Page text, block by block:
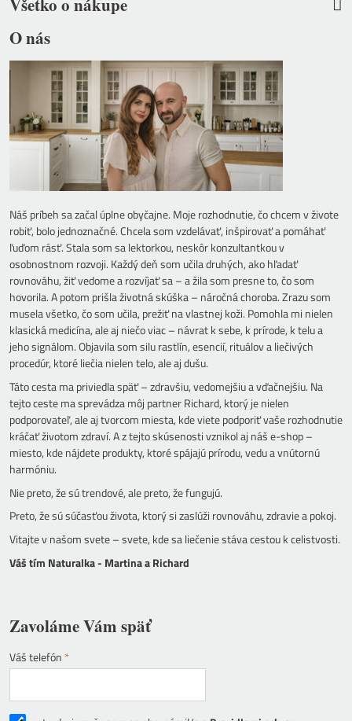
Všetko o nákupe
O nás
Náš príbeh sa začal úplne obyčajne. Moje rozhodnutie, čo chcem v živote
robiť, bolo jednoznačné. Chcela som vzdelávať, inšpirovať a pomáhať
ľuďom rásť. Stala som sa lektorkou, neskôr konzultantkou v
osobnostnom rozvoji. Každý deň som učila druhých, ako hľadať
rovnováhu, žiť vedome a rozvíjať sa – a žila som presne to, čo som
hovorila. A potom prišla životná skúška – náročná choroba. Zrazu som
musela všetko, čo som učila, prežiť na vlastnej koži. Pomohla mi nielen
klasická medicína, ale aj niečo viac – návrat k sebe, k prírode, k telu a
jeho signálom. Objavila som silu rastlín, esencií, rituálov a liečivých
procedúr, ktoré liečia nielen telo, ale aj dušu.
Táto cesta ma priviedla späť – zdravšiu, vedomejšiu a vďačnejšiu. Na
tejto ceste ma sprevádza môj partner Richard, ktorý je nielen
podporovateľ, ale aj tvorcom miesta, kde viete podporiť vaše rozhodnutie
kráčať životom zdraví. A z tejto skúsenosti vznikol aj náš e-shop –
miesto, kde nájdete produkty, ktoré spájajú prírodu, vedu a vnútornú
harmóniu.
Nie preto, že sú trendové, ale preto, že fungujú.
Preto, že sú súčasťou života, ktorý si zaslúži rovnováhu, zdravie a pokoj.
Vitajte v našom svete – svete, kde sa liečenie stáva cestou k celistvosti.
Váš tím Naturalka - Martina a Richard
Zavoláme Vám späť
Váš telefón *